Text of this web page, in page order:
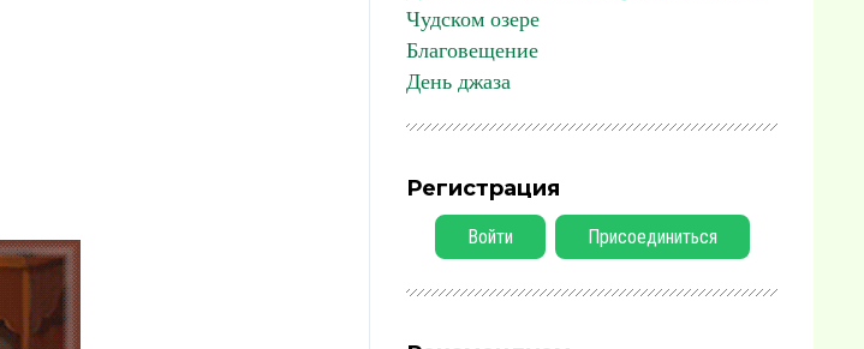
Чудском озере
Благовещение
День джаза
Регистрация
Войти Присоединиться